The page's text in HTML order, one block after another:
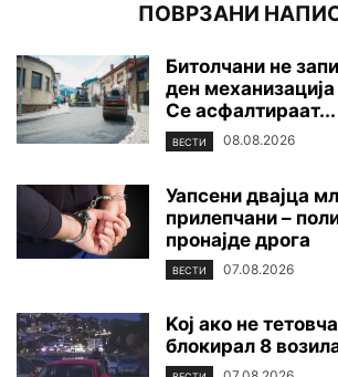
ПОВРЗАНИ
Битолчани не
ден
Се асфалтираат...
ВЕСТИ 08.08.2026
Уапсени двајца
прилепчани –
пронајде дpoга
ВЕСТИ 07.08.2026
Koj ако не
блокирал 8